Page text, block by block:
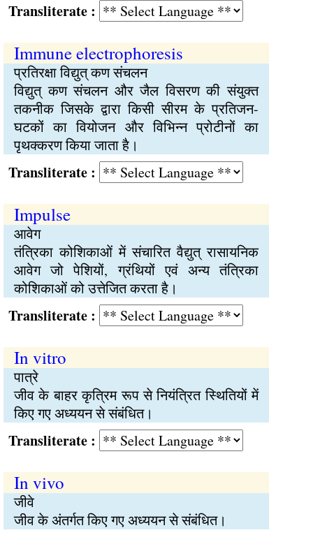
:
Immune electrophoresis
प्रतिरक्षा विद्युत् कण संचलन
विद्युत् कण संचलन और जैल विसरण की संयुक्त
तकनीक जिसके द्वारा किसी सीरम के प्रतिजन-
घटकों का वियोजन और विभिन्न प्रोटीनों का
पृथक्करण किया जाता है।
:
Impulse
आवेग
तंत्रिका कोशिकाओं में संचारित वैद्युत् रासायनिक
आवेग जो पेशियों, ग्रंथियों एवं अन्य तंत्रिका
कोशिकाओं को उत्तेजित करता है।
:
In vitro
पात्रे
जीव के बाहर कृत्रिम रूप से नियंत्रित स्थितियों में
किए गए अध्ययन से संबंधित।
:
In vivo
जीवे
जीव के अंतर्गत किए गए अध्ययन से संबंधित।